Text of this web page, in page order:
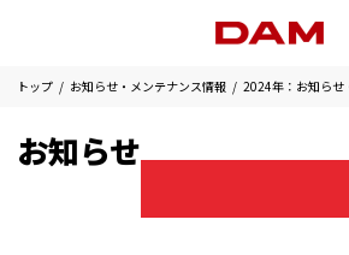
トップ お知らせ・メンテナンス情報 2024年：お知らせ
お知らせ